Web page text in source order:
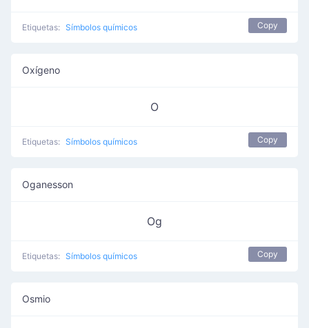
Etiquetas: Símbolos químicos Copy
Oxígeno
O
Etiquetas: Símbolos químicos Copy
Oganesson
Og
Etiquetas: Símbolos químicos Copy
Osmio